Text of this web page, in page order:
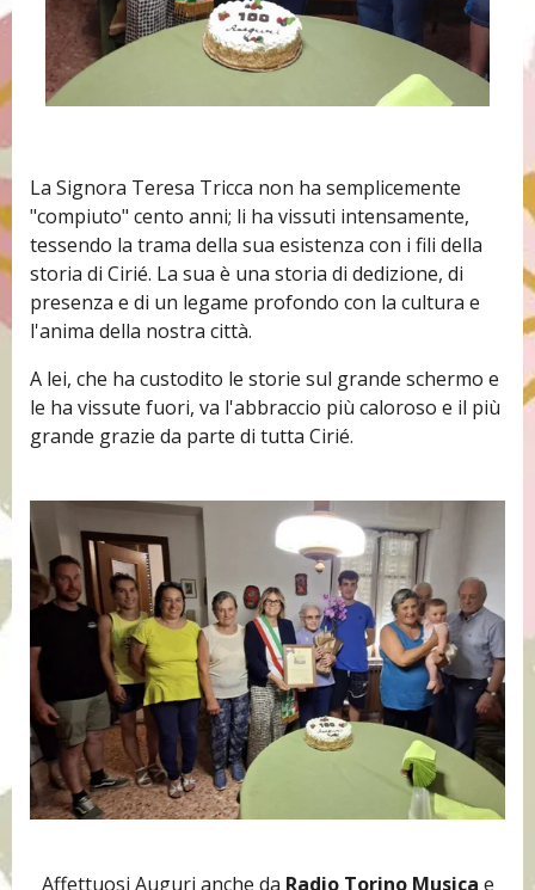
La Signora Teresa Tricca non ha semplicemente
"compiuto" cento anni; li ha vissuti intensamente,
tessendo la trama della sua esistenza con i fili della
storia di Cirié. La sua è una storia di dedizione, di
presenza e di un legame profondo con la cultura e
l'anima della nostra città.
A lei, che ha custodito le storie sul grande schermo e
le ha vissute fuori, va l'abbraccio più caloroso e il più
grande grazie da parte di tutta Cirié.
Affettuosi Auguri anche da Radio Torino Musica e